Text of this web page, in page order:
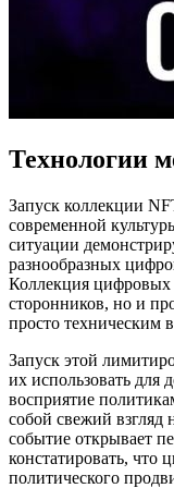
Технологии
Запуск коллекции
современной
ситуации
разнообразных
Коллекция цифровых
сторонников, но и
просто техническим
Запуск этой
их использовать для
восприятие
собой свежий взгляд
событие открывает
констатировать, что
политического